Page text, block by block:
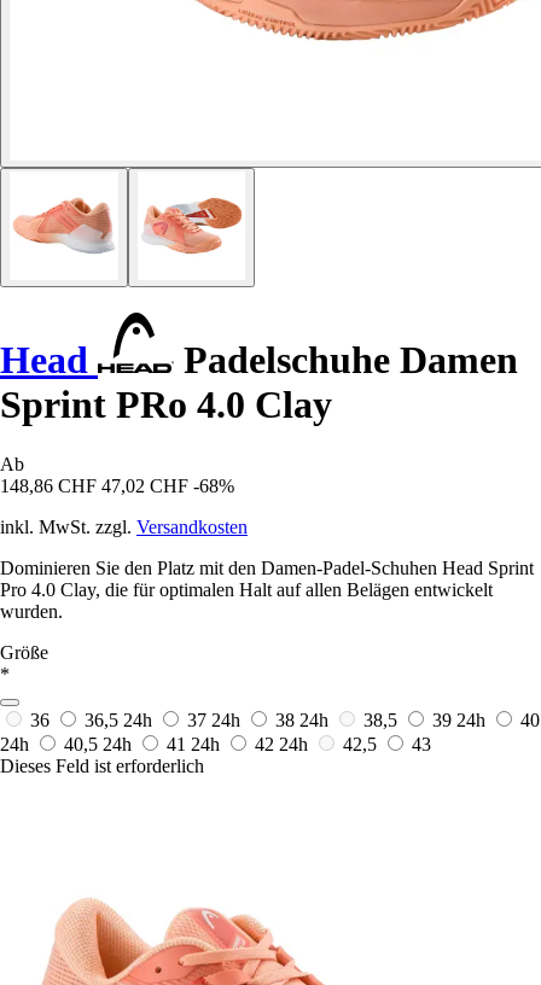
Head
Padelschuhe Damen
Sprint PRo 4.0 Clay
Ab
148,86 CHF 47,02 CHF -68%
inkl. MwSt. zzgl. Versandkosten
Dominieren Sie den Platz mit den Damen-Padel-Schuhen Head Sprint
Pro 4.0 Clay, die für optimalen Halt auf allen Belägen entwickelt
wurden.
Größe
*
36 36,5 24h 37 24h 38 24h 38,5 39 24h
40
24h
40,5 24h 41 24h 42 24h 42,5
43
Dieses Feld ist erforderlich